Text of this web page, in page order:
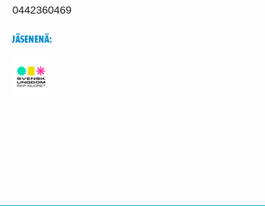
0442360469
JÄSENENÄ: